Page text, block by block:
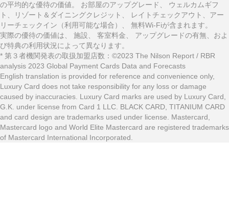
の平均的な優待の価値。 お部屋のアップグレード、 ウェルカムギフ
ト、リゾート＆ダイニングクレジット、 レイトチェックアウト、アー
リーチェックイン（利用可能な場合）、 無料Wi-Fiが含まれます。
実際の優待の価値は、 施設、 客室料金、 アップグレードの有無、およ
び特典の利用状況によって異なります。
* 第３者機関発表の取扱加盟店数：©2023 The Nilson Report / RBR
analysis 2023 Global Payment Cards Data and Forecasts
English translation is provided for reference and convenience only,
Luxury Card does not take responsibility for any loss or damage
caused by inaccuracies. Luxury Card marks are used by Luxury Card,
G.K. under license from Card 1 LLC. BLACK CARD, TITANIUM CARD
and card design are trademarks used under license. Mastercard,
Mastercard logo and World Elite Mastercard are registered trademarks
of Mastercard International Incorporated.